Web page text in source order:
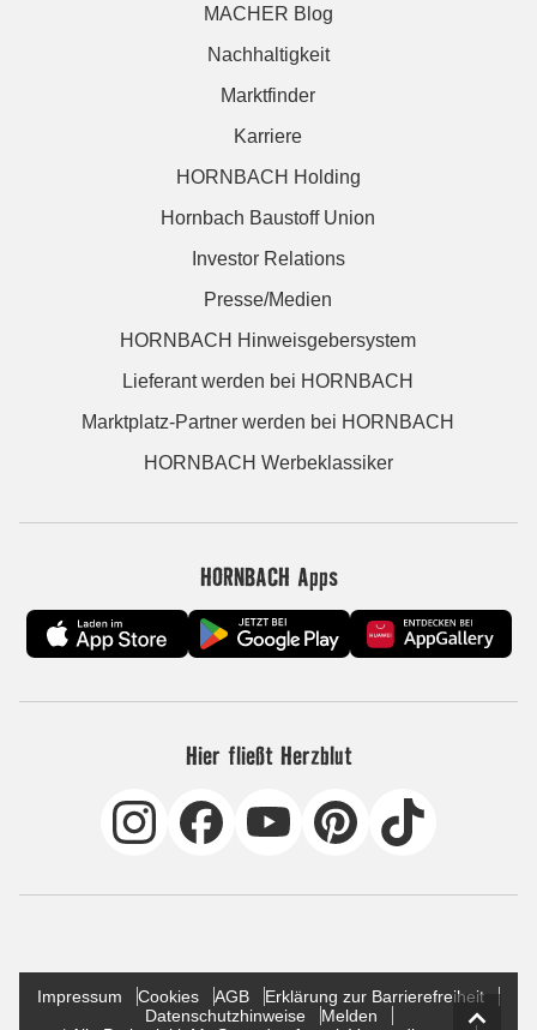
MACHER Blog
Nachhaltigkeit
Marktfinder
Karriere
HORNBACH Holding
Hornbach Baustoff Union
Investor Relations
Presse/Medien
HORNBACH Hinweisgebersystem
Lieferant werden bei HORNBACH
Marktplatz-Partner werden bei HORNBACH
HORNBACH Werbeklassiker
HORNBACH Apps
Hier fließt Herzblut
Impressum Cookies AGB
Erklärung zur Barrierefreiheit
Datenschutzhinweise
Melden